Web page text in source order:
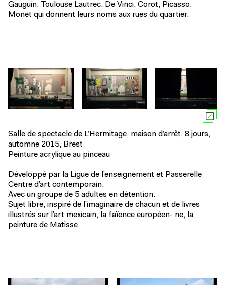
Gauguin, Toulouse Lautrec, De Vinci, Corot, Picasso,
Monet qui donnent leurs noms aux rues du quartier.
Salle de spectacle de L’Hermitage, maison d’arrêt, 8 jours,
automne 2015, Brest
Peinture acrylique au pinceau
Développé par la Ligue de l’enseignement et Passerelle
Centre d’art contemporain.
Avec un groupe de 5 adultes en détention.
Sujet libre, inspiré de l’imaginaire de chacun et de livres
illustrés sur l’art mexicain, la faïence européen- ne, la
peinture de Matisse.